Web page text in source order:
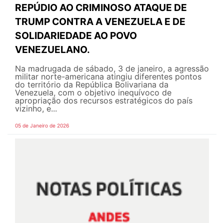
REPÚDIO AO CRIMINOSO ATAQUE DE
TRUMP CONTRA A VENEZUELA E DE
SOLIDARIEDADE AO POVO
VENEZUELANO.
Na madrugada de sábado, 3 de janeiro, a agressão
militar norte-americana atingiu diferentes pontos
do território da República Bolivariana da
Venezuela, com o objetivo inequívoco de
apropriação dos recursos estratégicos do país
vizinho, e...
05 de Janeiro de 2026